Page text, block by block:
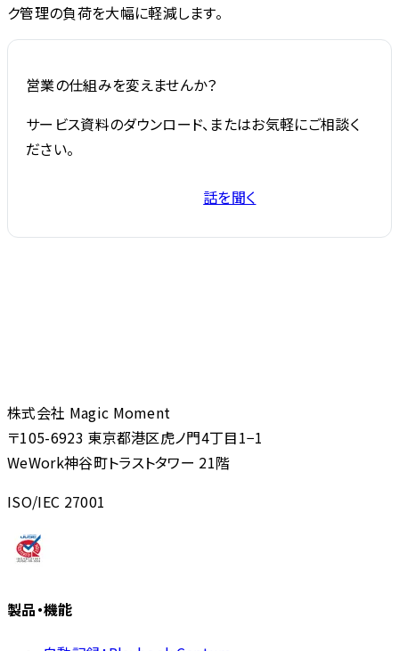
ク管理の負荷を大幅に軽減します。
営業の仕組みを変えませんか？
サービス資料のダウンロード、またはお気軽にご相談く
ださい。
話を聞く
株式会社 Magic Moment
〒105-6923 東京都港区虎ノ門4丁目1−1
WeWork神谷町トラストタワー 21階
ISO/IEC 27001
製品・機能